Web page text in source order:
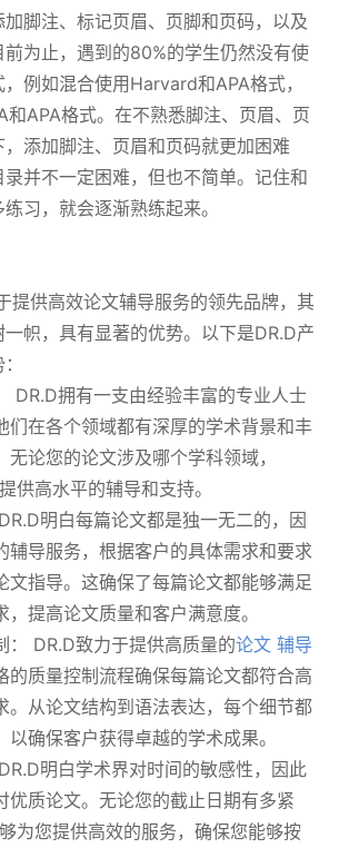
脚注、标记页眉、页脚和页码，以及
为止，遇到的80%的学生仍然没有使
例如混合使用Harvard和APA格式，
和APA格式。在不熟悉脚注、页眉、页
添加脚注、页眉和页码就更加困难
并不一定困难，但也不简单。记住和
习，就会逐渐熟练起来。
提供高效论文辅导服务的领先品牌，其
帜，具有显著的优势。以下是DR.D产
DR.D拥有一支由经验丰富的专业人士
们在各个领域都有深厚的学术背景和丰
无论您的论文涉及哪个学科领域，
供高水平的辅导和支持。
明白每篇论文都是独一无二的，因
辅导服务，根据客户的具体需求和要求
文指导。这确保了每篇论文都能够满足
，提高论文质量和客户满意度。
： DR.D致力于提供高质量的论文 辅导
的质量控制流程确保每篇论文都符合高
。从论文结构到语法表达，每个细节都
以确保客户获得卓越的学术成果。
明白学术界对时间的敏感性，因此
优质论文。无论您的截止日期有多紧
为您提供高效的服务，确保您能够按